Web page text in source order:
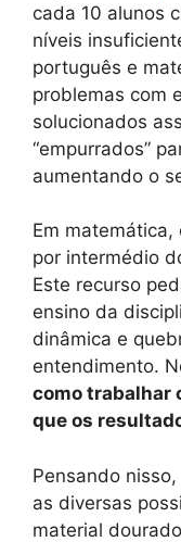
cada 10 alunos
níveis
português e
problemas com
solucionados
“empurrados”
aumentando o
Em
por intermédio
Este recurso
ensino da
dinâmica e
entendimento.
como trabalhar
que os
Pensando
as diversas
material